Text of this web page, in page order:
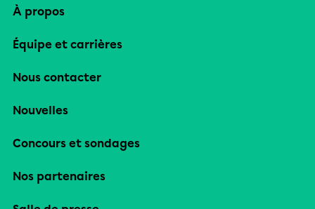
À propos
Équipe et carrières
Nous contacter
Nouvelles
Concours et sondages
Nos partenaires